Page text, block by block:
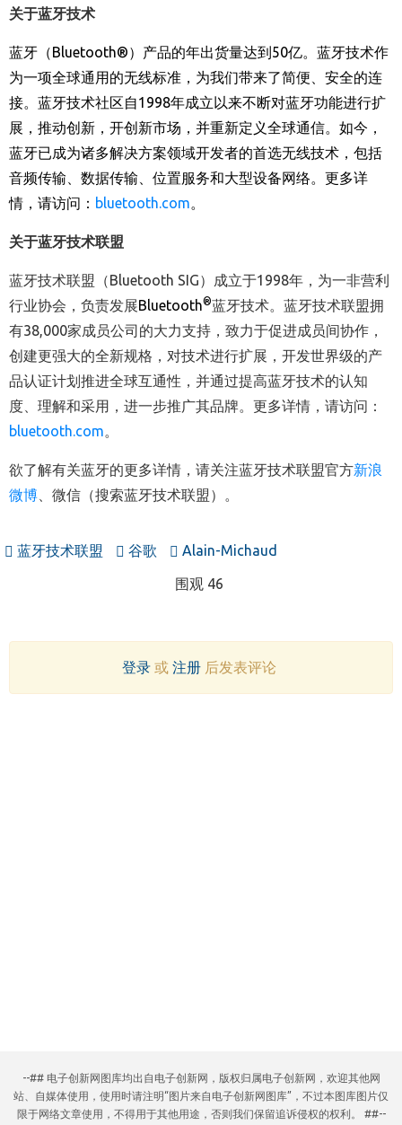
关于蓝牙技术
蓝牙（Bluetooth®）产品的年出货量达到50亿。蓝牙技术作
为一项全球通用的无线标准，为我们带来了简便、安全的连
接。 蓝牙技术社区自1998年成立以来不断对蓝牙功能进行扩
展，推动创新，开创新市场，并重新定义全球通信。如今，
蓝牙已成为诸多解决方案领域开发者的首选无线技术，包括
音频传输、数据传输、位置服务和大型设备网络。更多详
情，请访问： bluetooth.com。
关于蓝牙技术联盟
蓝牙技术联盟（Bluetooth SIG）成立于1998年，为一非营利
行业协会，负责发展Bluetooth®蓝牙技术。蓝牙技术联盟拥
有38,000家成员公司的大力支持，致力于促进成员间协作，
创建更强大的全新规格，对技术进行扩展，开发世界级的产
品认证计划推进全球互通性，并通过提高蓝牙技术的认知
度、理解和采用，进一步推广其品牌。更多详情，请访问：
bluetooth.com。
欲了解有关蓝牙的更多详情，请关注蓝牙技术联盟官方新浪
微博 、微信（搜索蓝牙技术联盟）。
蓝牙技术联盟 谷歌 Alain-Michaud
围观 46
登录或 注册后发表评论
--## 电子创新网图库均出自电子创新网，版权归属电子创新网，欢迎其他网
站、自媒体使用，使用时请注明“图片来自电子创新网图库”，不过本图库图片仅
限于网络文章使用，不得用于其他用途，否则我们保留追诉侵权的权利。 ##--